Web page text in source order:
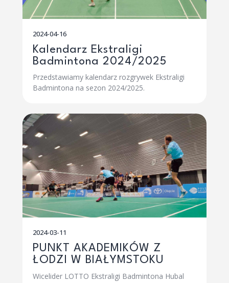
2024-04-16
Kalendarz Ekstraligi
Badmintona 2024/2025
Przedstawiamy kalendarz rozgrywek Ekstraligi
Badmintona na sezon 2024/2025.
2024-03-11
PUNKT AKADEMIKÓW Z
ŁODZI W BIAŁYMSTOKU
Wicelider LOTTO Ekstraligi Badmintona Hubal